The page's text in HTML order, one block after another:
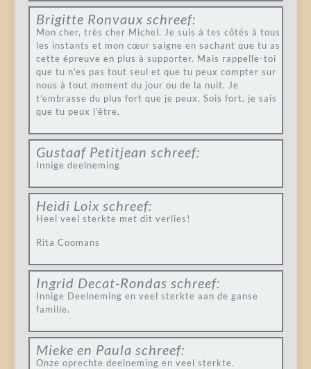
Brigitte Ronvaux schreef:
Mon cher, très cher Michel. Je suis à tes côtés à tous
les instants et mon cœur saigne en sachant que tu as
cette épreuve en plus à supporter. Mais rappelle-toi
que tu n’es pas tout seul et que tu peux compter sur
nous à tout moment du jour ou de la nuit. Je
t’embrasse du plus fort que je peux. Sois fort, je sais
que tu peux l’être.
Gustaaf Petitjean schreef:
Innige deelneming
Heidi Loix schreef:
Heel veel sterkte met dit verlies!
Rita Coomans
Ingrid Decat-Rondas schreef:
Innige Deelneming en veel sterkte aan de ganse
familie.
Mieke en Paula schreef:
Onze oprechte deelneming en veel sterkte.